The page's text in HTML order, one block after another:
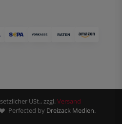
USt., zzgl.Versand
Perfected by Dreizack Medien.